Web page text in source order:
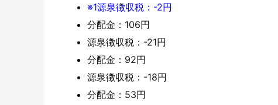
※1源泉徴収税：-2円
分配金：106円
源泉徴収税：-21円
分配金：92円
源泉徴収税：-18円
分配金：53円